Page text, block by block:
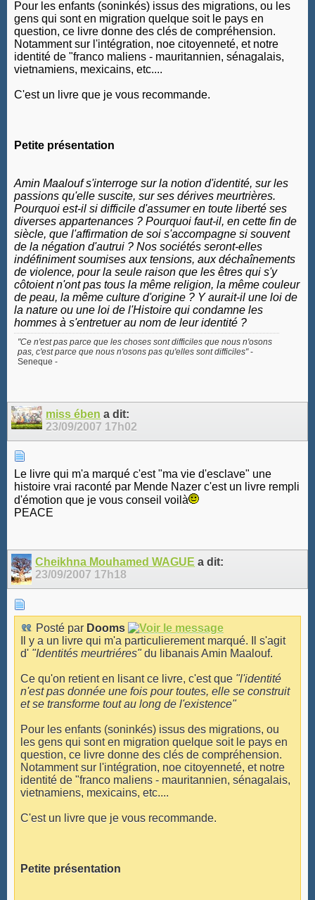
Pour les enfants (soninkés) issus des migrations, ou les
gens qui sont en migration quelque soit le pays en
question, ce livre donne des clés de compréhension.
Notamment sur l'intégration, noe citoyenneté, et notre
identité de "franco maliens - mauritannien, sénagalais,
vietnamiens, mexicains, etc....
C'est un livre que je vous recommande.
Petite présentation
Amin Maalouf s'interroge sur la notion d'identité, sur les
passions qu'elle suscite, sur ses dérives meurtrières.
Pourquoi est-il si difficile d'assumer en toute liberté ses
diverses appartenances ? Pourquoi faut-il, en cette fin de
siècle, que l'affirmation de soi s'accompagne si souvent
de la négation d'autrui ? Nos sociétés seront-elles
indéfiniment soumises aux tensions, aux déchaînements
de violence, pour la seule raison que les êtres qui s'y
côtoient n'ont pas tous la même religion, la même couleur
de peau, la même culture d'origine ? Y aurait-il une loi de
la nature ou une loi de l'Histoire qui condamne les
hommes à s'entretuer au nom de leur identité ?
"Ce n'est pas parce que les choses sont difficiles que nous n'osons
pas, c'est parce que nous n'osons pas qu'elles sont difficiles"-
Seneque -
miss ében a dit:
23/09/2007 17h02
Le livre qui m'a marqué c'est "ma vie d'esclave" une
histoire vrai raconté par Mende Nazer c'est un livre rempli
d'émotion que je vous conseil voilà
PEACE
Cheikhna Mouhamed WAGUE a dit:
23/09/2007 17h18
Posté par Dooms
Il y a un livre qui m'a particulierement marqué. Il s'agit
d' "Identités meurtriéres"du libanais Amin Maalouf.
Ce qu'on retient en lisant ce livre, c'est que "l'identité
n'est pas donnée une fois pour toutes, elle se construit
et se transforme tout au long de l'existence"
Pour les enfants (soninkés) issus des migrations, ou
les gens qui sont en migration quelque soit le pays en
question, ce livre donne des clés de compréhension.
Notamment sur l'intégration, noe citoyenneté, et notre
identité de "franco maliens - mauritannien, sénagalais,
vietnamiens, mexicains, etc....
C'est un livre que je vous recommande.
Petite présentation